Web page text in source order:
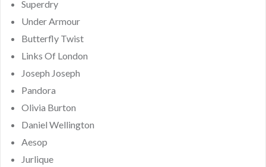
Superdry
Under Armour
Butterfly Twist
Links Of London
Joseph Joseph
Pandora
Olivia Burton
Daniel Wellington
Aesop
Jurlique